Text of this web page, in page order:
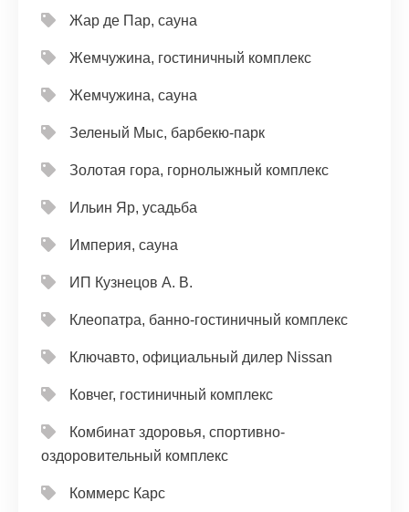
Жар де Пар, сауна
Жемчужина, гостиничный комплекс
Жемчужина, сауна
Зеленый Мыс, барбекю-парк
Золотая гора, горнолыжный комплекс
Ильин Яр, усадьба
Империя, сауна
ИП Кузнецов А. В.
Клеопатра, банно-гостиничный комплекс
Ключавто, официальный дилер Nissan
Ковчег, гостиничный комплекс
Комбинат здоровья, спортивно-
оздоровительный комплекс
Коммерс Карс